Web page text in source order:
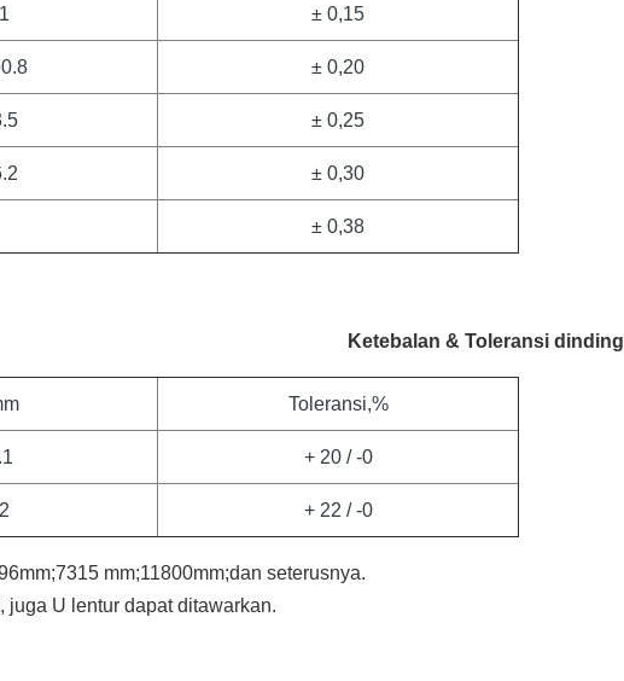
± 0,15
± 0,20
± 0,25
± 0,30
± 0,38
Ketebalan & Toleransi dinding
Toleransi,%
+ 20 / -0
+ 22 / -0
mm;11800mm;dan seterusnya.
juga U lentur dapat ditawarkan.